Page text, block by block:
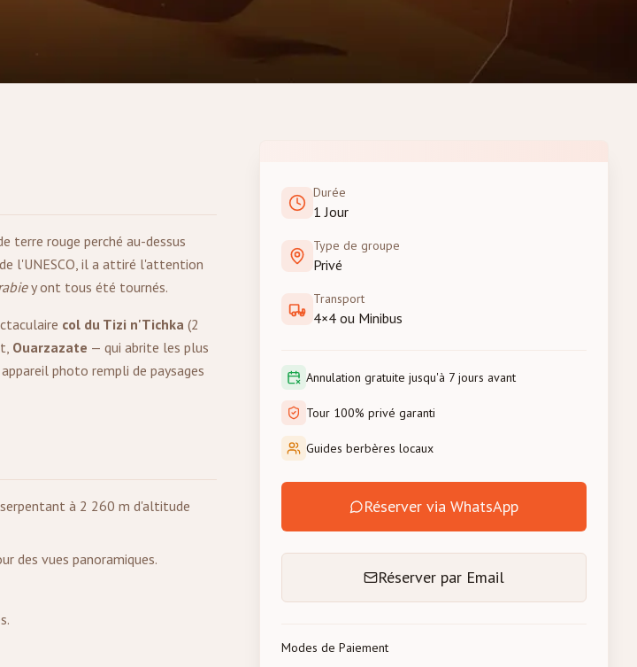
terre rouge perché au-dessus
l'UNESCO, il a attiré l'attention
y ont tous été tournés.
col du Tizi n'Tichka (2
Ouarzazate — qui abrite les plus
photo rempli de paysages
à 2 260 m d'altitude
des vues panoramiques.
Durée
1 Jour
Type de groupe
Privé
Transport
4×4 ou Minibus
Annulation gratuite jusqu'à 7 jours avant
Tour 100% privé garanti
Guides berbères locaux
Réserver via WhatsApp
Réserver par Email
Modes de Paiement